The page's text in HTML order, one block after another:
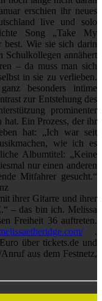
erschien ihr neues
live und solo
Song „Take My
best. Wie sie sich darin
annähert
– da muss man sich
in sie zu verlieben.
besonders intime
zur Entstehung des
prominenter
hat. Ein Prozess, der ihr
hat: „Ich war seit
wie ich es
Albumtitel: „Keine
nur einen anderen
Mitfahrer gesucht.“
ihrer Gitarre und ihrer
– das bin ich. Melissa
Freiheit 36 auftreten.
.
über tickets.de und
aus dem Festnetz,